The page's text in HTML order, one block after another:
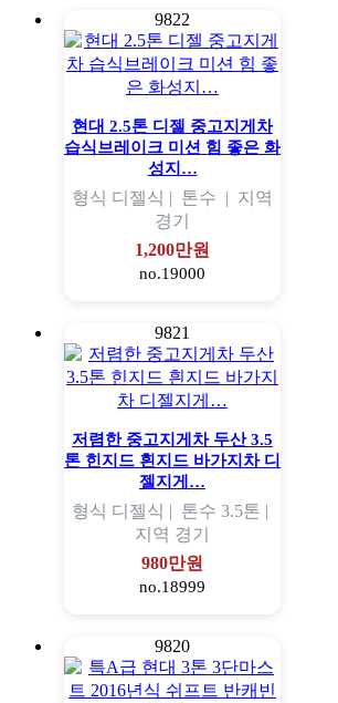
9822
현대 2.5톤 디젤 중고지게차
습식브레이크 미션 힘 좋은 화
성지…
형식 디젤식 | 톤수 | 지역
경기
1,200만원
no.19000
9821
저렴한 중고지게차 두산 3.5
톤 힌지드 흰지드 바가지차 디
젤지게…
형식 디젤식 | 톤수 3.5톤 |
지역 경기
980만원
no.18999
9820